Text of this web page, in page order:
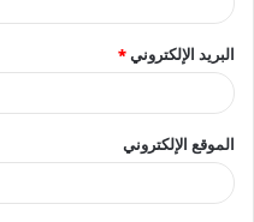
البريد الإلكتروني*
الموقع الإلكتروني